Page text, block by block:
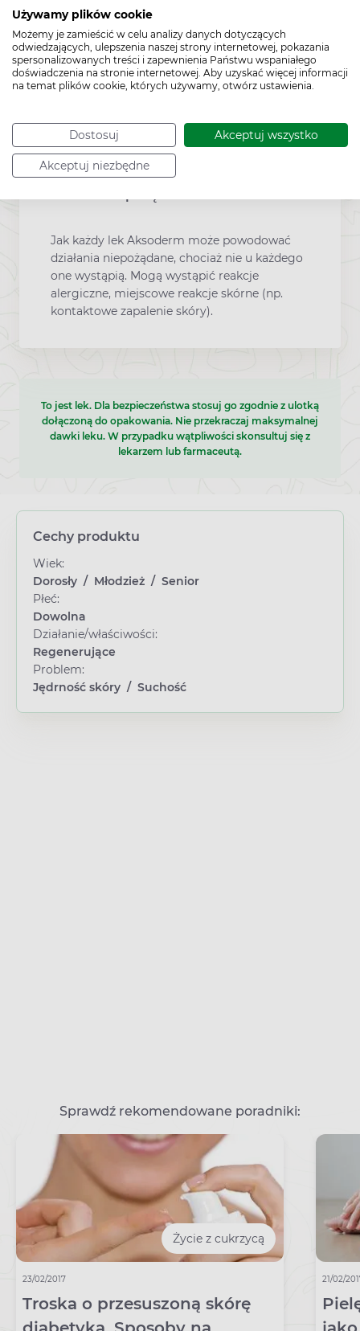
Używamy plików cookie
Możemy je zamieścić w celu analizy danych dotyczących
odwiedzających, ulepszenia naszej strony internetowej, pokazania
spersonalizowanych treści i zapewnienia Państwu wspaniałego
doświadczenia na stronie internetowej. Aby uzyskać więcej informacji
na temat plików cookie, których używamy, otwórz ustawienia.
Dostosuj Akceptuj wszystko
Akceptuj niezbędne
Interakcje z innymi lekami
Należy powiedzieć lekarzowi lub farmaceucie
o wszystkich lekach stosowanych przez
pacjenta obecnie lub ostatnio a także o
Podczas leczenia nie należy stosować
kosmetyków i preparatów o działaniu
wysuszającym i ściągającym.
Jak każdy lek Aksoderm może powodować
działania niepożądane, chociaż nie u każdego
one wystąpią. Mogą wystąpić reakcje
alergiczne, miejscowe reakcje skórne (np.
kontaktowe zapalenie skóry).
To jest lek. Dla bezpieczeństwa stosuj go zgodnie z ulotką
dołączoną do opakowania. Nie przekraczaj maksymalnej
dawki leku. W przypadku wątpliwości skonsultuj się z
lekarzem lub farmaceutą.
Cechy produktu
Wiek:
Dorosły / Młodzież / Senior
Płeć:
Dowolna
Działanie/właściwości:
Regenerujące
Problem:
Jędrność skóry / Suchość
Sprawdź rekomendowane poradniki:
Życie z cukrzycą
23/02/2017
Troska o przesuszoną skórę
21/02/